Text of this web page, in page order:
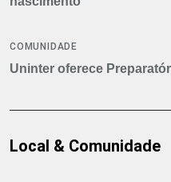
COMUNIDADE
Uninter oferece
Local & Comunidade